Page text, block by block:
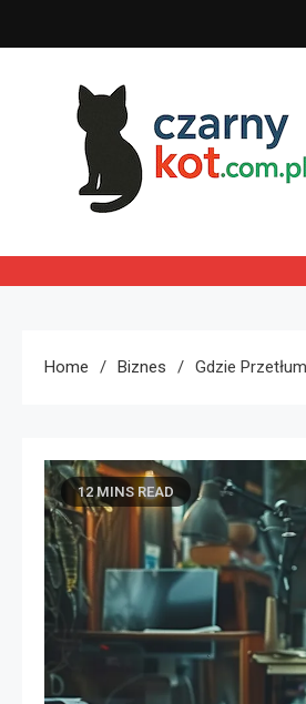
to
Czarny kot
Home Biznes Gdzie
12 MINS READ